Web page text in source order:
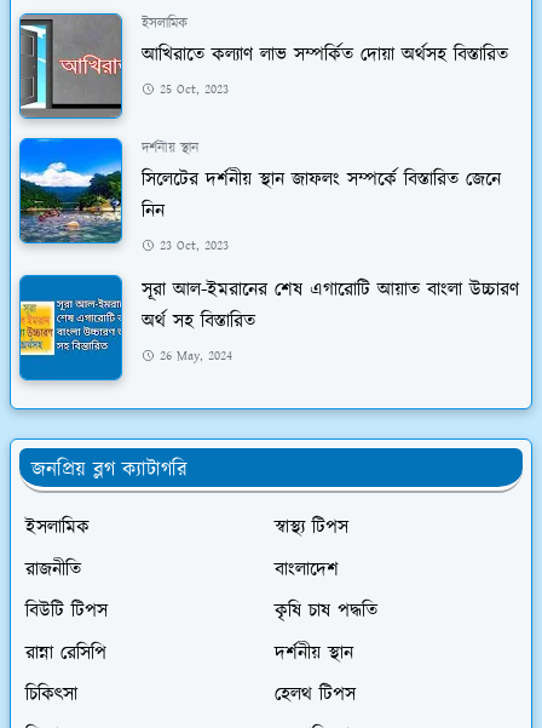
ইসলামিক
আখিরাতে কল্যাণ লাভ সম্পর্কিত দোয়া অর্থসহ বিস্তারিত
25 Oct, 2023
দর্শনীয় স্থান
সিলেটের দর্শনীয় স্থান জাফলং সম্পর্কে বিস্তারিত জেনে
নিন
23 Oct, 2023
সূরা আল-ইমরানের শেষ এগারোটি আয়াত বাংলা উচ্চারণ
অর্থ সহ বিস্তারিত
26 May, 2024
জনপ্রিয় ব্লগ ক্যাটাগরি
ইসলামিক
স্বাস্থ্য টিপস
রাজনীতি
বাংলাদেশ
বিউটি টিপস
কৃষি চাষ পদ্ধতি
রান্না রেসিপি
দর্শনীয় স্থান
চিকিৎসা
হেলথ টিপস